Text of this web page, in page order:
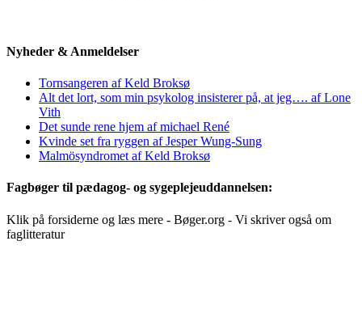
Nyheder & Anmeldelser
Tornsangeren af Keld Broksø
Alt det lort, som min psykolog insisterer på, at jeg…. af Lone
Vith
Det sunde rene hjem af michael René
Kvinde set fra ryggen af Jesper Wung-Sung
Malmösyndromet af Keld Broksø
Fagbøger til pædagog- og sygeplejeuddannelsen:
Klik på forsiderne og læs mere - Bøger.org - Vi skriver også om
faglitteratur